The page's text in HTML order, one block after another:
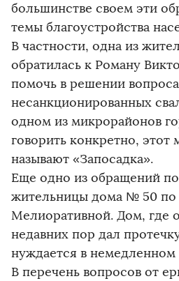
большинстве своем эти
темы благоустройства
В частности, одна из
обратилась к Роману
помочь в решении
несанкционированных
одном из микрорайонов
говорить конкретно, этот
называют «Запосадка».
Еще одно из обращений
жительницы дома № 50 по
Мелиоративной. Дом, где
недавних пор дал
нуждается в немедленном
В перечень вопросов от